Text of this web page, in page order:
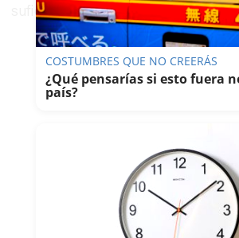
suficiente y adecuado.
COSTUMBRES QUE NO CREERÁS
¿Qué pensarías si esto fuera
país?